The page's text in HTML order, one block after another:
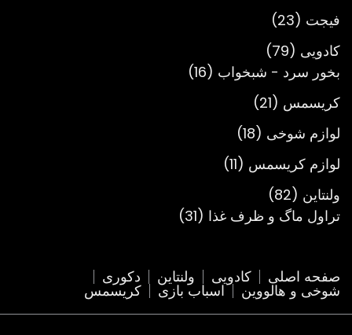
فیجت 23
23
محصول
کادویی 79
79
محصول
بخور سرد - شبخواب 16
16
کریسمس 21
21
محصول
لوازم شوخی 18
18
محصول
لوازم کریسمس 11
11
ولنتاین 82
82
محصول
تراول ماگ و ظرف غذا 31
31
صفحه اصلی کادویی ولنتاین دکوری
شوخی و هالووین اسباب بازی کریسمس